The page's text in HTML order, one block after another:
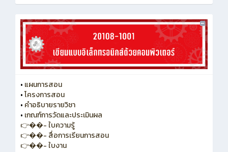
• แผนการสอน
•โครงการสอน
• คำอธิบายรายวิชา
• เกณฑ์การวัดและประเมินผล
👉��- ใบความรู้
👉��- สื่อการเรียนการสอน
👉��- ใบงาน